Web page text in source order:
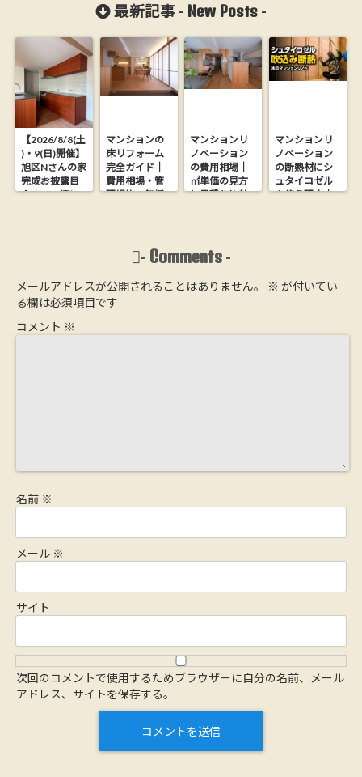
最新記事 - New Posts -
【2026/8/8(土
)・9(日)開催】
旭区Nさんの家
完成お披露目
会｜26.9坪に
マンションの
床リフォーム
完全ガイド｜
費用相場・管
理規約・無垢
マンションリ
ノベーション
の費用相場｜
㎡単価の見方
と見積り比較
マンションリ
ノベーション
の断熱材にシ
ュタイコゼル
を使う理由｜
- Comments -
メールアドレスが公開されることはありません。 ※ が付いてい
る欄は必須項目です
コメント ※
名前 ※
メール ※
サイト
次回のコメントで使用するためブラウザーに自分の名前、メール
アドレス、サイトを保存する。